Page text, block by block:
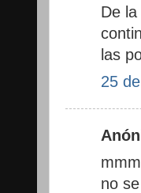
De
las
25
no